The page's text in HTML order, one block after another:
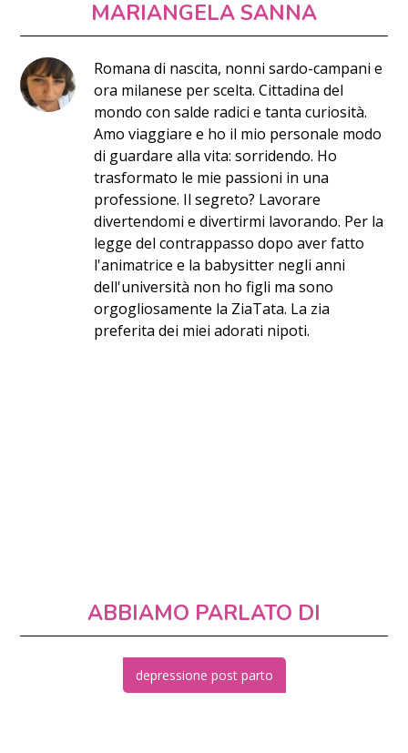
MARIANGELA SANNA
Romana di nascita, nonni sardo-campani e
ora milanese per scelta. Cittadina del
mondo con salde radici e tanta curiosità.
Amo viaggiare e ho il mio personale modo
di guardare alla vita: sorridendo. Ho
trasformato le mie passioni in una
professione. Il segreto? Lavorare
divertendomi e divertirmi lavorando. Per la
legge del contrappasso dopo aver fatto
l'animatrice e la babysitter negli anni
dell'università non ho figli ma sono
orgogliosamente la ZiaTata. La zia
preferita dei miei adorati nipoti.
ABBIAMO PARLATO DI
depressione post parto